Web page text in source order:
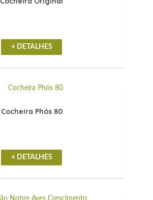
+ DETALHES
Cocheira Phós 80
+ DETALHES